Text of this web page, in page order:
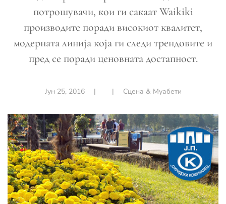
потрошувачи, кои ги сакаат Waikiki
производите поради високиот квалитет,
модерната линија која ги следи трендовите и
пред се поради ценовната достапност.
Јун 25, 2016| | Сцена & Муабети